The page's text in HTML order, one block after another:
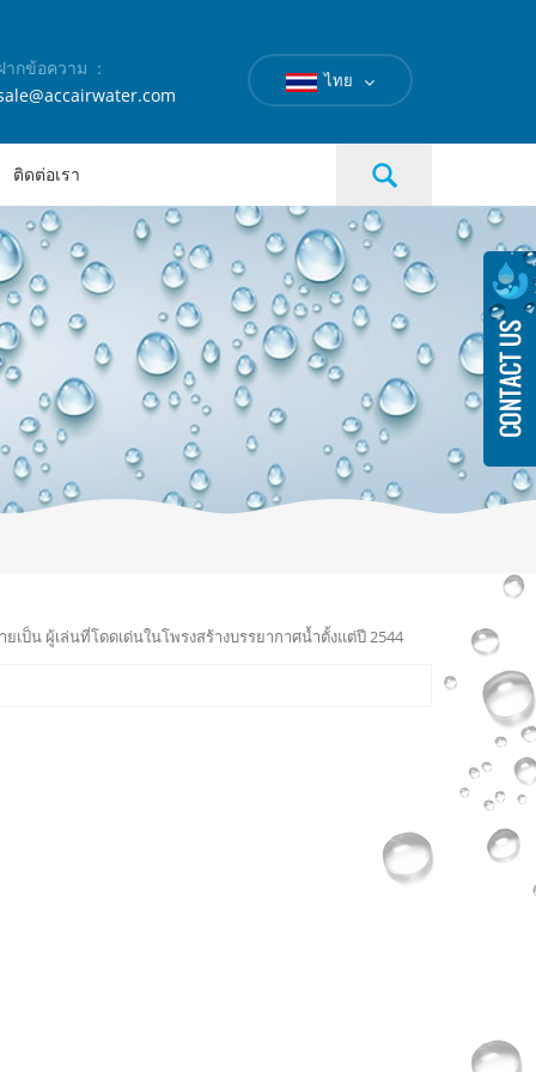
ากข้อความ ：
ไทย
ติดต่อเรา
ป็น ผู้เล่นที่โดดเด่นในโพรงสร้างบรรยากาศน้ำตั้งแต่ปี 2544